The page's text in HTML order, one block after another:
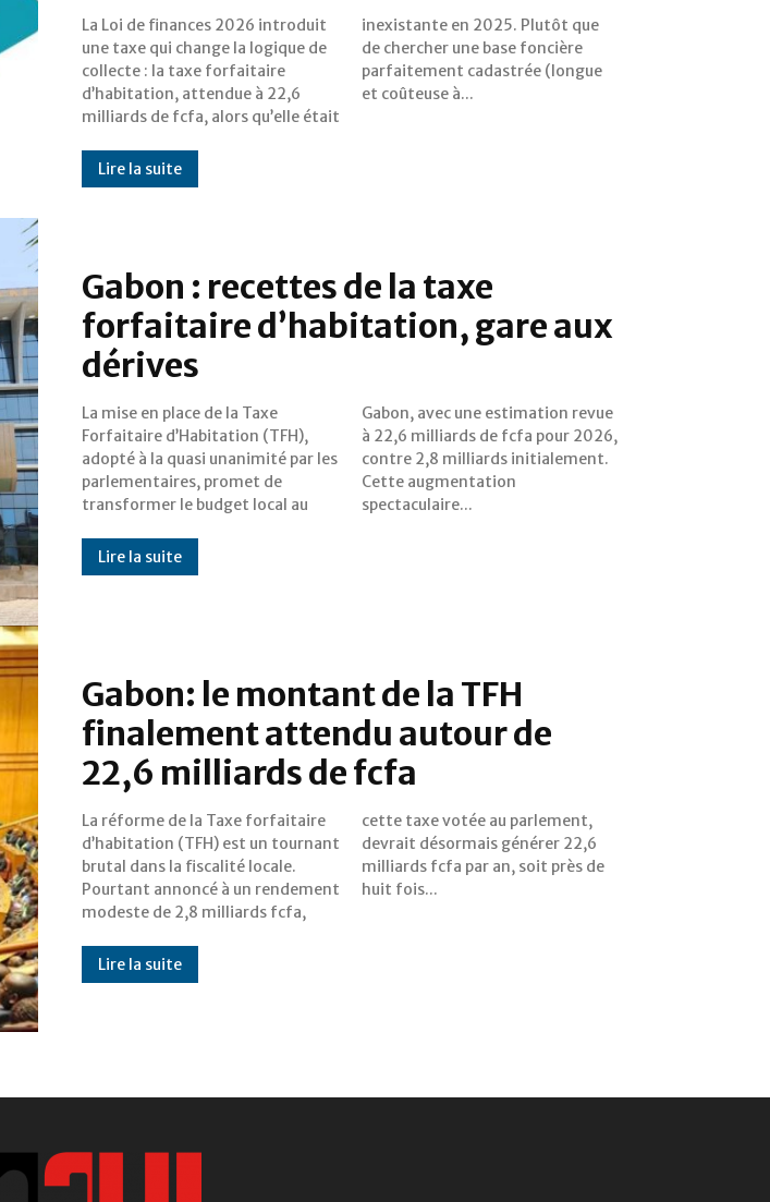
La Loi de finances 2026 introduit
une taxe qui change la logique de
collecte : la taxe forfaitaire
d’habitation, attendue à 22,6
milliards de fcfa, alors qu’elle était
inexistante en 2025. Plutôt que
de chercher une base foncière
parfaitement cadastrée (longue
et coûteuse à...
Lire la suite
Gabon : recettes de la taxe
forfaitaire d’habitation, gare aux
dérives
La mise en place de la Taxe
Forfaitaire d’Habitation (TFH),
adopté à la quasi unanimité par les
parlementaires, promet de
transformer le budget local au
Gabon, avec une estimation revue
à 22,6 milliards de fcfa pour 2026,
contre 2,8 milliards initialement.
Cette augmentation
spectaculaire...
Lire la suite
Gabon: le montant de la TFH
finalement attendu autour de
22,6 milliards de fcfa
La réforme de la Taxe forfaitaire
d’habitation (TFH) est un tournant
brutal dans la fiscalité locale.
Pourtant annoncé à un rendement
modeste de 2,8 milliards fcfa,
cette taxe votée au parlement,
devrait désormais générer 22,6
milliards fcfa par an, soit près de
huit fois...
Lire la suite